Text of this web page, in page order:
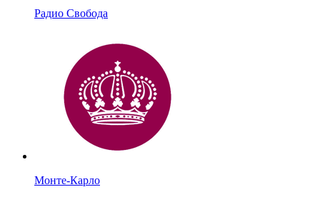
Радио Свобода
Монте-Карло